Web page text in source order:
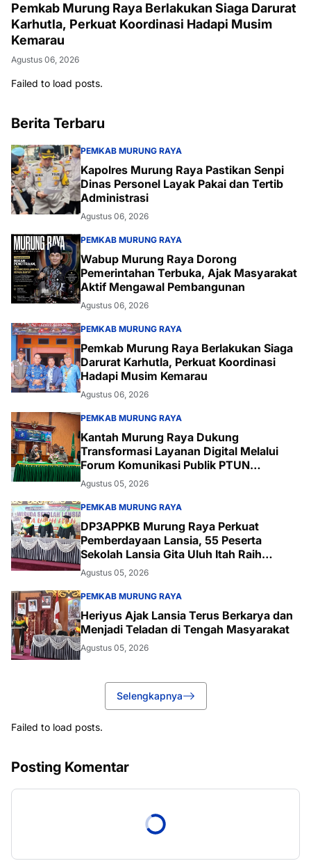
Pemkab Murung Raya Berlakukan Siaga Darurat
Karhutla, Perkuat Koordinasi Hadapi Musim
Kemarau
Agustus 06, 2026
Failed to load posts.
Berita Terbaru
PEMKAB MURUNG RAYA
Kapolres Murung Raya Pastikan Senpi
Dinas Personel Layak Pakai dan Tertib
Administrasi
Agustus 06, 2026
PEMKAB MURUNG RAYA
Wabup Murung Raya Dorong
Pemerintahan Terbuka, Ajak Masyarakat
Aktif Mengawal Pembangunan
Agustus 06, 2026
PEMKAB MURUNG RAYA
Pemkab Murung Raya Berlakukan Siaga
Darurat Karhutla, Perkuat Koordinasi
Hadapi Musim Kemarau
Agustus 06, 2026
PEMKAB MURUNG RAYA
Kantah Murung Raya Dukung
Transformasi Layanan Digital Melalui
Forum Komunikasi Publik PTUN
Palangka Raya
Agustus 05, 2026
PEMKAB MURUNG RAYA
DP3APPKB Murung Raya Perkuat
Pemberdayaan Lansia, 55 Peserta
Sekolah Lansia Gita Uluh Itah Raih
Kelulusan
Agustus 05, 2026
PEMKAB MURUNG RAYA
Heriyus Ajak Lansia Terus Berkarya dan
Menjadi Teladan di Tengah Masyarakat
Agustus 05, 2026
Selengkapnya
Failed to load posts.
Posting Komentar